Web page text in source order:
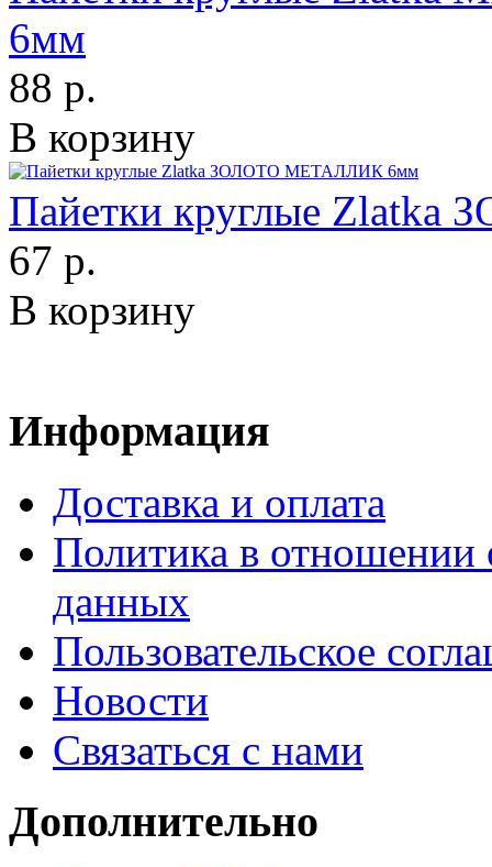
6мм
88 р.
В корзину
Пайетки круглые
67 р.
В корзину
Информация
Доставка и оплата
Политика в отношении
данных
Пользовательское
Новости
Связаться с нами
Дополнительно